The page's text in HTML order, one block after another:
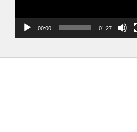
00:00 01:27